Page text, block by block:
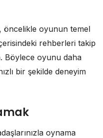
öncelikle oyunun temel
rehberleri takip
Böylece oyunu daha
bir şekilde deneyim
oynama